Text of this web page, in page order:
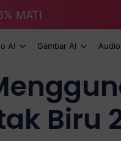
MATI
AI Gambar AI
Biru